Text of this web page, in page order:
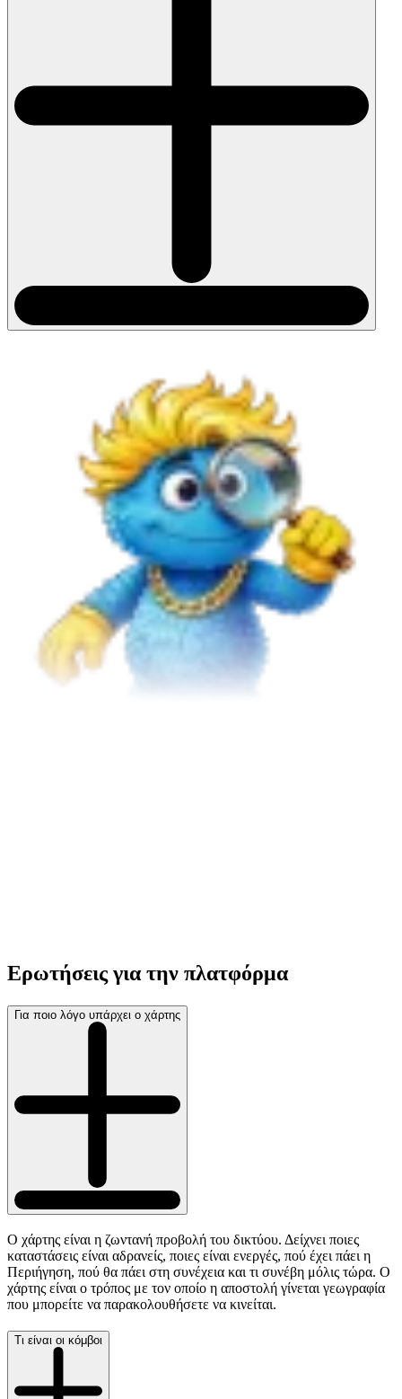
Ερωτήσεις για την πλατφόρμα
Για ποιο λόγο υπάρχει ο χάρτης
Ο χάρτης είναι η ζωντανή προβολή του δικτύου. Δείχνει ποιες
καταστάσεις είναι αδρανείς, ποιες είναι ενεργές, πού έχει πάει η
Περιήγηση, πού θα πάει στη συνέχεια και τι συνέβη μόλις τώρα. Ο
χάρτης είναι ο τρόπος με τον οποίο η αποστολή γίνεται γεωγραφία
που μπορείτε να παρακολουθήσετε να κινείται.
Τι είναι οι κόμβοι